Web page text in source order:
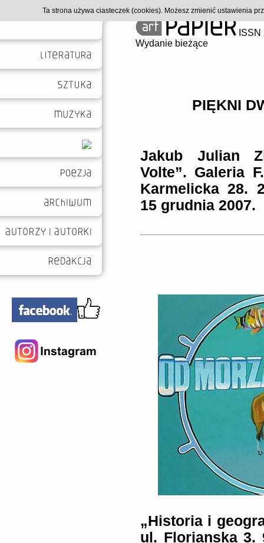
Wydanie bieżące
PIĘKNI
Jakub Julian
Volte”. Galeria
Karmelicka 28.
15 grudnia 2007.
„Historia i
ul. Florianska 3.
Ta strona używa ciasteczek (cookies). Możesz zmienić ustawienia